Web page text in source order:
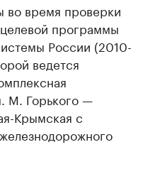
во время проверки
программы
России (2010-
ведется
М. Горького —
Крымская с